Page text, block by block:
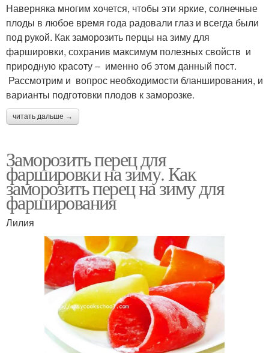
Наверняка многим хочется, чтобы эти яркие, солнечные
плоды в любое время года радовали глаз и всегда были
под рукой. Как заморозить перцы на зиму для
фаршировки, сохранив максимум полезных свойств и
природную красоту – именно об этом данный пост.
Рассмотрим и вопрос необходимости бланширования, и
варианты подготовки плодов к заморозке.
читать дальше →
Заморозить перец для
фаршировки на зиму. Как
заморозить перец на зиму для
фарширования
Лилия